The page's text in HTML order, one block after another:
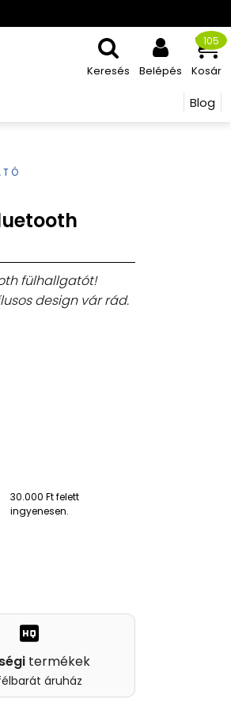
Keresés Belépés Kosár
105
Blog
fülhallgatót!
design vár rád.
30.000 Ft felett
ingyenesen.
termékek
áruház